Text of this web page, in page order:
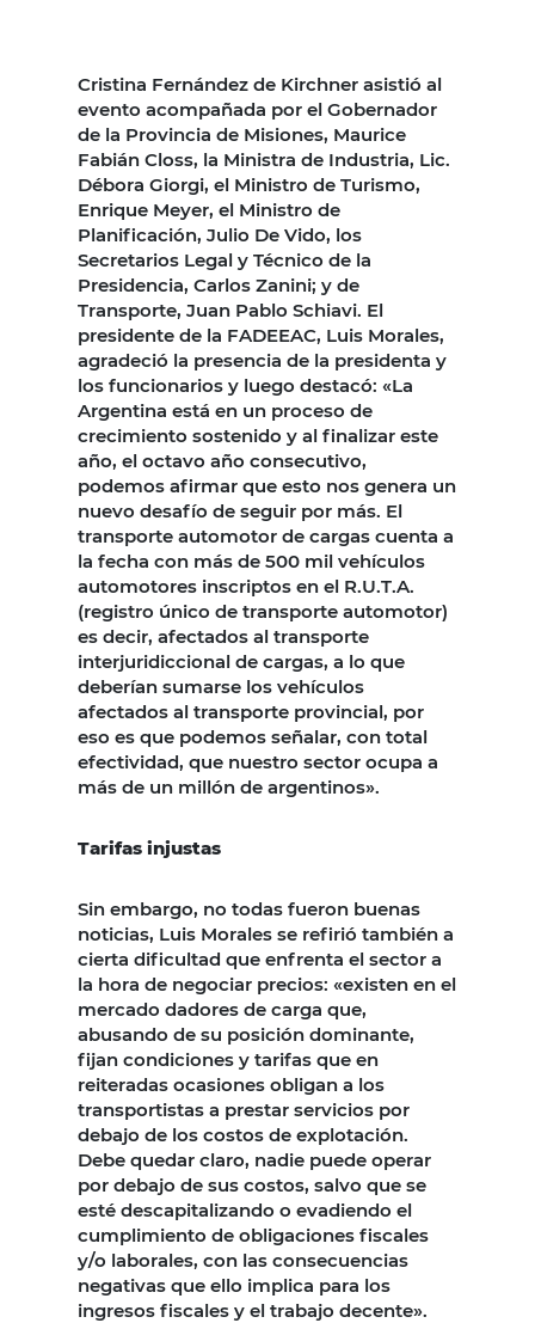
Cristina Fernández de Kirchner asistió al
evento acompañada por el Gobernador
de la Provincia de Misiones, Maurice
Fabián Closs, la Ministra de Industria, Lic.
Débora Giorgi, el Ministro de Turismo,
Enrique Meyer, el Ministro de
Planificación, Julio De Vido, los
Secretarios Legal y Técnico de la
Presidencia, Carlos Zanini; y de
Transporte, Juan Pablo Schiavi. El
presidente de la FADEEAC, Luis Morales,
agradeció la presencia de la presidenta y
los funcionarios y luego destacó: «La
Argentina está en un proceso de
crecimiento sostenido y al finalizar este
año, el octavo año consecutivo,
podemos afirmar que esto nos genera un
nuevo desafío de seguir por más. El
transporte automotor de cargas cuenta a
la fecha con más de 500 mil vehículos
automotores inscriptos en el R.U.T.A.
(registro único de transporte automotor)
es decir, afectados al transporte
interjuridiccional de cargas, a lo que
deberían sumarse los vehículos
afectados al transporte provincial, por
eso es que podemos señalar, con total
efectividad, que nuestro sector ocupa a
más de un millón de argentinos».
Tarifas injustas
Sin embargo, no todas fueron buenas
noticias, Luis Morales se refirió también a
cierta dificultad que enfrenta el sector a
la hora de negociar precios: «existen en el
mercado dadores de carga que,
abusando de su posición dominante,
fijan condiciones y tarifas que en
reiteradas ocasiones obligan a los
transportistas a prestar servicios por
debajo de los costos de explotación.
Debe quedar claro, nadie puede operar
por debajo de sus costos, salvo que se
esté descapitalizando o evadiendo el
cumplimiento de obligaciones fiscales
y/o laborales, con las consecuencias
negativas que ello implica para los
ingresos fiscales y el trabajo decente».